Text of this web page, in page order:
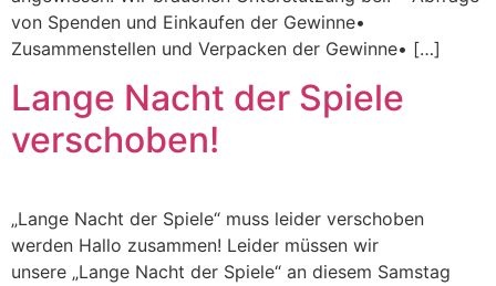
von Spenden und Einkaufen der Gewinne•⁠
⁠Zusammenstellen und Verpacken der Gewinne•⁠ […]
Lange Nacht der Spiele
verschoben!
„Lange Nacht der Spiele“ muss leider verschoben
werden Hallo zusammen! Leider müssen wir
unsere „Lange Nacht der Spiele“ an diesem Samstag